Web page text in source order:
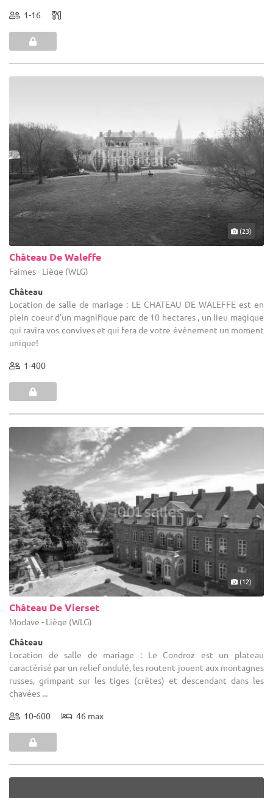
1-16
(23)
Château De Waleffe
Faimes - Liège (WLG)
Château
Location de salle de mariage : LE CHATEAU DE WALEFFE est en
plein coeur d'un magnifique parc de 10 hectares , un lieu magique
qui ravira vos convives et qui fera de votre événement un moment
unique!
1-400
(12)
Château De Vierset
Modave - Liège (WLG)
Château
Location de salle de mariage : Le Condroz est un plateau
caractérisé par un relief ondulé, les routent jouent aux montagnes
russes, grimpant sur les tiges (crêtes) et descendant dans les
chavées ...
10-600 46 max